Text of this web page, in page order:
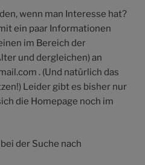
wenn man Interesse hat?
ein paar Informationen
im Bereich der
und dergleichen) an
. (Und natürlich das
Leider gibt es bisher nur
die Homepage noch im
der Suche nach